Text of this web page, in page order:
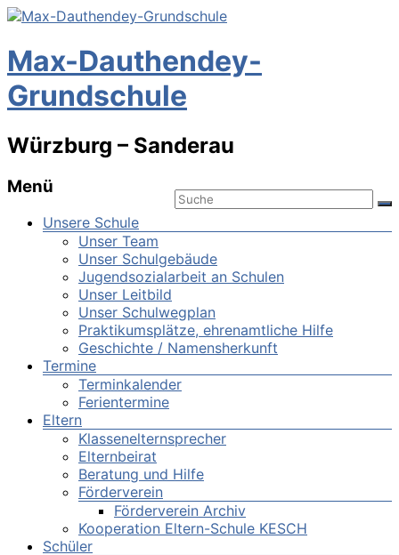
Max-Dauthendey-
Grundschule
Würzburg – Sanderau
Menü
Unsere Schule
Unser Team
Unser Schulgebäude
Jugendsozialarbeit an Schulen
Unser Leitbild
Unser Schulwegplan
Praktikumsplätze, ehrenamtliche Hilfe
Geschichte / Namensherkunft
Termine
Terminkalender
Ferientermine
Eltern
Klassenelternsprecher
Elternbeirat
Beratung und Hilfe
Förderverein
Förderverein Archiv
Kooperation Eltern-Schule KESCH
Schüler